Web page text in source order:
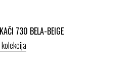
730 BELA-BEIGE